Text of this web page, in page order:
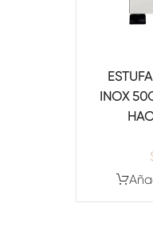
INOX